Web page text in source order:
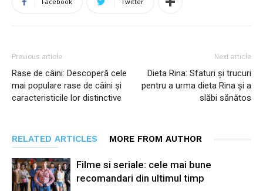
Previous article
Rase de câini: Descoperă cele
mai populare rase de câini și
caracteristicile lor distinctive
Next article
Dieta Rina: Sfaturi și trucuri
pentru a urma dieta Rina și a
slăbi sănătos
RELATED ARTICLES MORE FROM AUTHOR
Filme si seriale: cele mai bune
recomandari din ultimul timp